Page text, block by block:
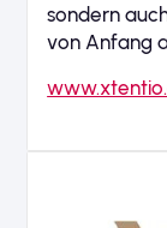
sondern
von Anfang